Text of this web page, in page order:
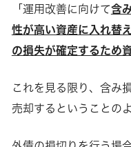
「運用改善に向けて含
性が高い資産に入れ替
の損失が確定するため
これを見る限り、含み
売却するということの